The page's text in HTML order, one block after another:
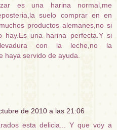
es una harina normal,me
suelo comprar en en
productos alemanes,no si
una harina perfecta.Y si
con la leche,no la
haya servido de ayuda.
de 2010 a las 21:06
esta delicia... Y que voy a